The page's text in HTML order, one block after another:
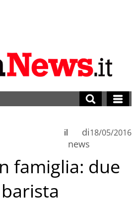
di
news
il 18/05/2016
famiglia: due